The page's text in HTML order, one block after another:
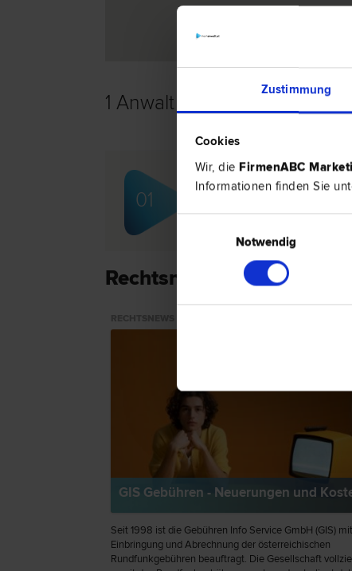
Zustimmung
Cookies
Wir, die FirmenABC
Informationen finden Sie
Notwendig
1 Anwalt -
01
Mag. Dr. Birgitta
Vertrags­recht |
Rechtsnews &
GIS Gebühren - Neuerungen und
Seit 1998 ist die Gebühren Info Service GmbH (GIS)
Einbringung und Abrechnung der österreichischen
Rundfunkgebühren beauftragt. Die Gesellschaft